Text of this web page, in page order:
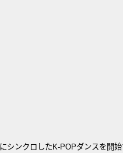
シンクロしたK-POPダンスを開